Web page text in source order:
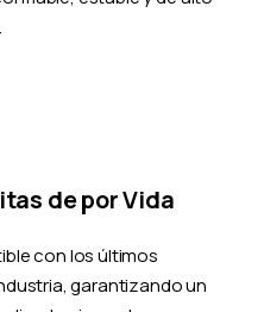
de por Vida
con los últimos
garantizando un